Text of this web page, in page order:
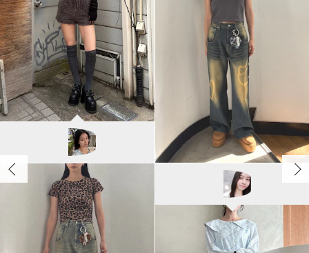
MURUA
上原優香/163cm
EMODA
塩山茉莉亜/169cm